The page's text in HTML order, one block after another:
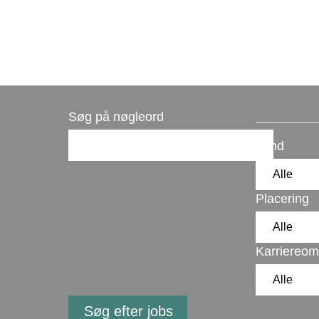
Søg på nøgleord
Land
Placering